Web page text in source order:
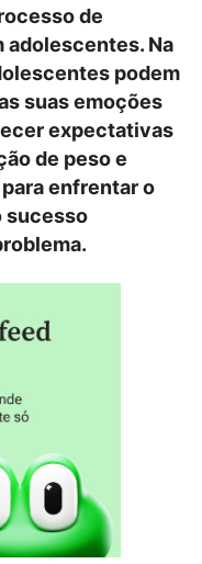
de
adolescentes. Na
podem
suas emoções
expectativas
de peso e
enfrentar o
sucesso